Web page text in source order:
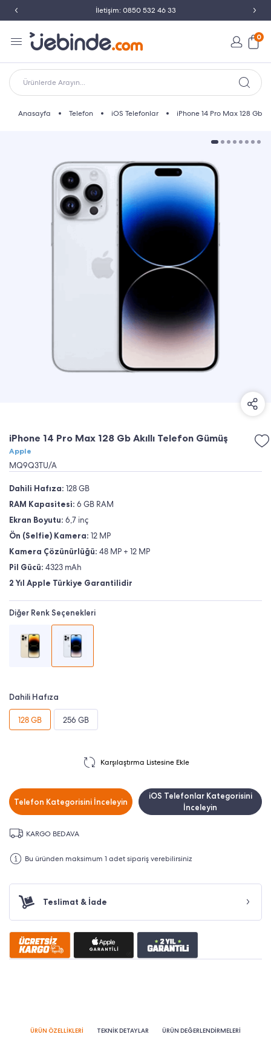
İletişim: 0850 532 46 33
0
Ürünlerde Arayın...
Anasayfa Telefon iOS Telefonlar iPhone 14 Pro Max 128 Gb
iPhone 14 Pro Max 128 Gb Akıllı Telefon Gümüş
Apple
MQ9Q3TU/A
Dahili Hafıza: 128 GB
RAM Kapasitesi: 6 GB RAM
Ekran Boyutu: 6,7 inç
Ön (Selfie) Kamera: 12 MP
Kamera Çözünürlüğü: 48 MP + 12 MP
Pil Gücü: 4323 mAh
2 Yıl Apple Türkiye Garantilidir
Diğer Renk Seçenekleri
Dahili Hafıza
128 GB 256 GB
Karşılaştırma Listesine Ekle
Telefon Kategorisini İnceleyin
iOS Telefonlar Kategorisini
İnceleyin
KARGO BEDAVA
Bu üründen maksimum 1 adet sipariş verebilirsiniz
Teslimat & İade
ÜRÜN ÖZELLİKLERİ TEKNİK DETAYLAR ÜRÜN DEĞERLENDİRMELERİ